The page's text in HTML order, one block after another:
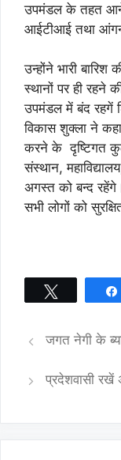
उपमंडल के तहत आने
आईटीआई तथा
उन्होंने भारी बारिश
स्थानों पर ही
उपमंडल में बंद रहगें
विकास शुक्ला ने कहा
करने के दृष्टिगत
संस्थान,
अगस्त को बन्द
सभी लोगों को
जगत नेगी के
प्रदेशवासी रखें